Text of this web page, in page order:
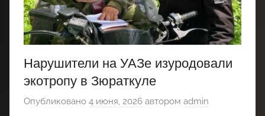
Нарушители на УАЗе изуродовали
экотропу в Зюраткуле
Опубликовано 4 июня, 2026 автором admin